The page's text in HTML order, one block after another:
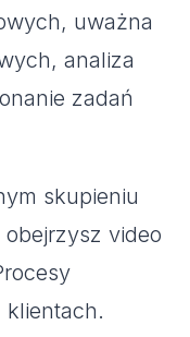
uważna
analiza
zadań
skupieniu
obejrzysz video